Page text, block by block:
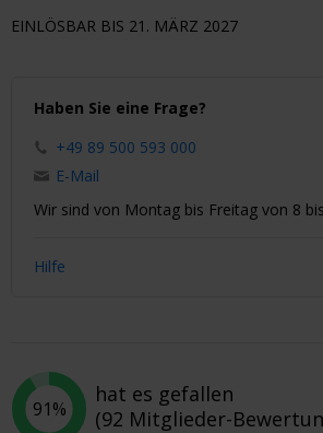
EINLÖSBAR BIS 21. MÄRZ 2027
Haben Sie eine Frage?
+49 89 500 593 000
E-Mail
Wir sind von Montag bis Freitag von 8
Hilfe
91%
hat es gefallen
(92 Mitglieder-